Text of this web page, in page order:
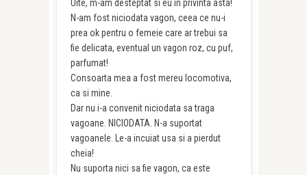
Uite, m-am desteptat si eu in privinta asta!
N-am fost niciodata vagon, ceea ce nu-i
prea ok pentru o femeie care ar trebui sa
fie delicata, eventual un vagon roz, cu puf,
parfumat!
Consoarta mea a fost mereu locomotiva,
ca si mine.
Dar nu i-a convenit niciodata sa traga
vagoane. NICIODATA. N-a suportat
vagoanele. Le-a incuiat usa si a pierdut
cheia!
Nu suporta nici sa fie vagon, ca este